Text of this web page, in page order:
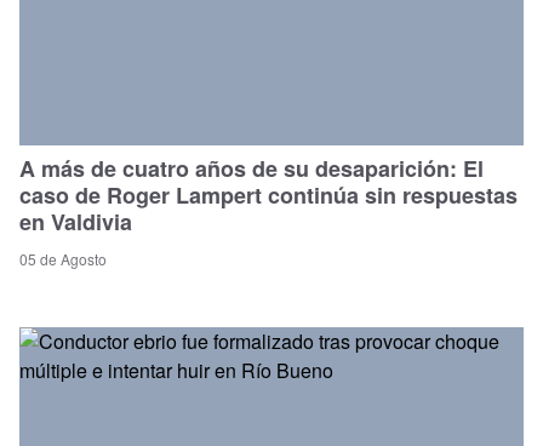
A más de cuatro años de su desaparición: El
caso de Roger Lampert continúa sin respuestas
en Valdivia
05 de Agosto